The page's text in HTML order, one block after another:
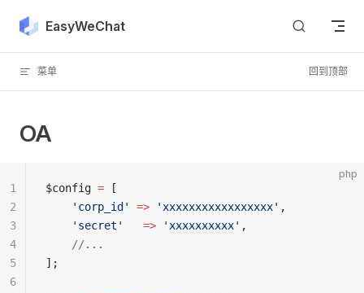
Skip to content
EasyWeChat
菜单 回到顶部
OA
php
$config = [
    'corp_id'
=> 'xxxxxxxxxxxxxxxxx' ,
    'secret'
   =>
'xxxxxxxxxx' ,
    //...
];
1
2
3
4
5
6